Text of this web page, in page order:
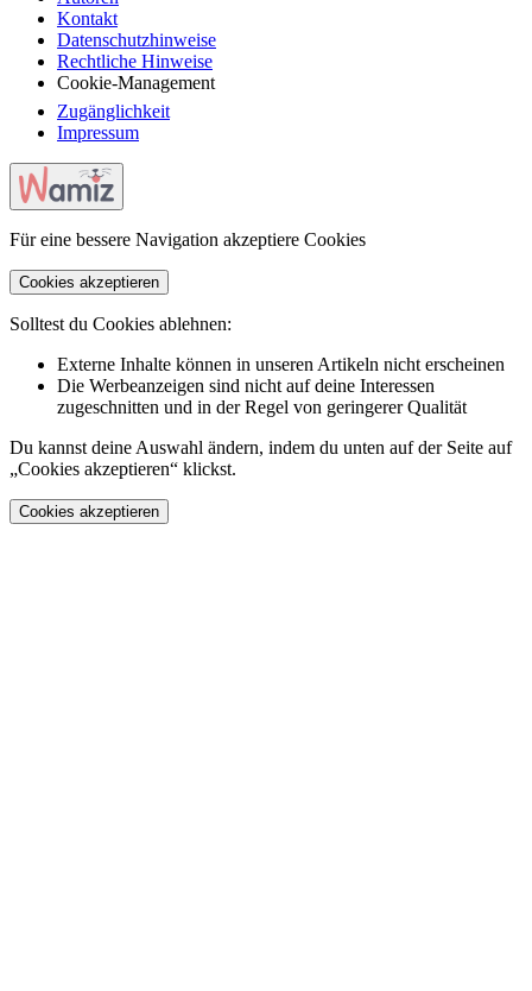
Kontakt
Datenschutzhinweise
Rechtliche Hinweise
Cookie-Management
Zugänglichkeit
Impressum
Für eine bessere Navigation akzeptiere Cookies
Cookies akzeptieren
Solltest du Cookies ablehnen:
Externe Inhalte können in unseren Artikeln nicht erscheinen
Die Werbeanzeigen sind nicht auf deine Interessen
zugeschnitten und in der Regel von geringerer Qualität
Du kannst deine Auswahl ändern, indem du unten auf der Seite auf
„Cookies akzeptieren“ klickst.
Cookies akzeptieren